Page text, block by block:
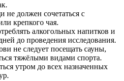
должен сочетаться с
крепкого чая.
алкогольных напитков и
до проведения исследования.
не следует посещать сауны,
тяжёлыми видами спорта.
утром до всех назначенных